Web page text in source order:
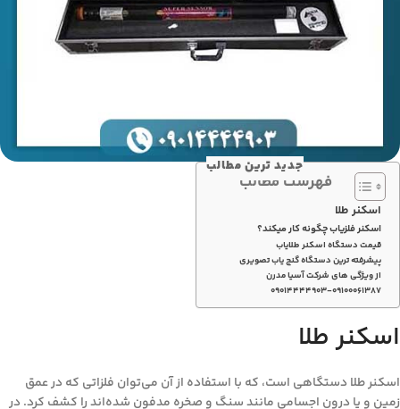
جدید ترین مطالب
فهرست مطالب
اسکنر طلا
اسکنر فلزیاب چگونه کار میکند؟
قیمت دستگاه اسکنر طلایاب
پیشرفته ترین دستگاه گنج یاب تصویری
از ویژگی های شرکت آسیا مدرن
۰۹۰۱۴۴۴۴۹۰۳-۰۹۱۰۰۰۶۱۳۸۷
اسکنر طلا
اسکنر طلا دستگاهی است، که با استفاده از آن می‌توان فلزاتی که در عمق
زمین و یا درون اجسامی مانند سنگ و صخره مدفون شده‌اند را کشف کرد. در